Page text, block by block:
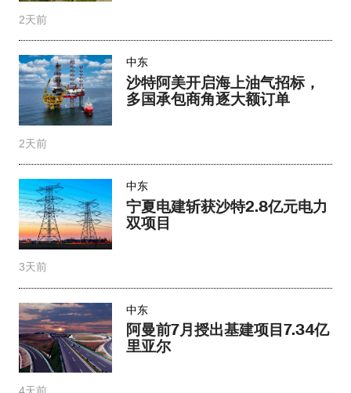
2天前
中东
沙特阿美开启海上油气招标，
多国承包商角逐大额订单
2天前
中东
宁夏电建斩获沙特2.8亿元电力
双项目
3天前
中东
阿曼前7月授出基建项目7.34亿
里亚尔